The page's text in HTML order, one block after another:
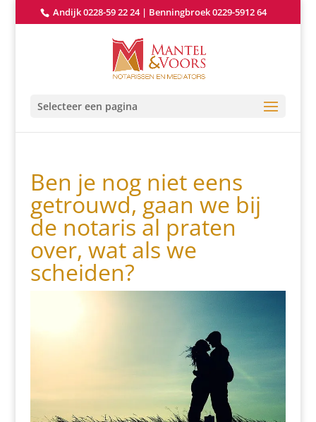
Andijk 0228-59 22 24| Benningbroek 0229-5912 64
Selecteer een pagina
Ben je nog niet eens
getrouwd, gaan we bij
de notaris al praten
over, wat als we
scheiden?